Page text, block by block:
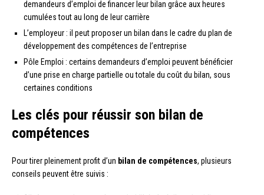
demandeurs d’emploi de financer leur bilan grâce aux heures
cumulées tout au long de leur carrière
L’employeur : il peut proposer un bilan dans le cadre du plan de
développement des compétences de l’entreprise
Pôle Emploi : certains demandeurs d’emploi peuvent bénéficier
d’une prise en charge partielle ou totale du coût du bilan, sous
certaines conditions
Les clés pour réussir son bilan de
compétences
Pour tirer pleinement profit d’un bilan de compétences, plusieurs
conseils peuvent être suivis :